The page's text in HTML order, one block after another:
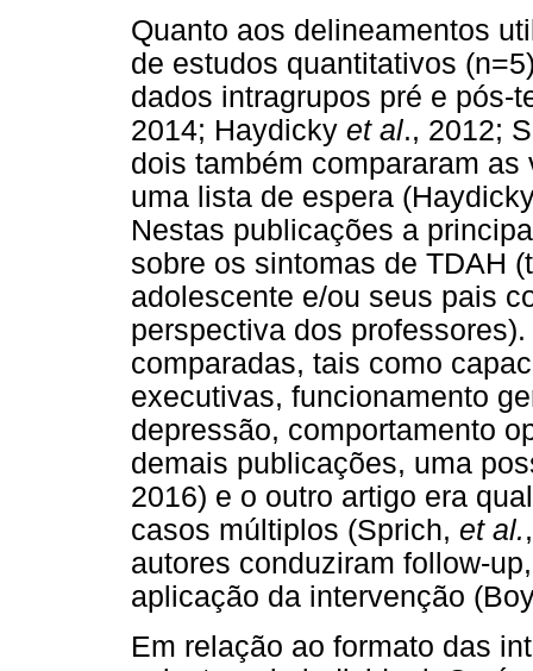
Quanto aos delineamentos
de estudos quantitativos
dados intragrupos pré e pós-
2014; Haydicky et al., 2012;
dois também compararam
uma lista de espera
Nestas publicações a
sobre os sintomas de TDAH
adolescente e/ou seus pais
perspectiva dos
comparadas, tais como
executivas, funcionamento
depressão, comportamento
demais publicações, uma
2016) e o outro artigo era
casos múltiplos (Sprich, et al.
autores conduziram follow-
aplicação da intervenção
Em relação ao formato das